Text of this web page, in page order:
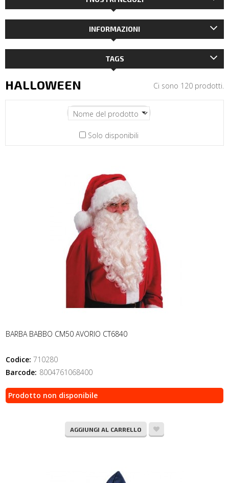
INFORMAZIONI
TAGS
HALLOWEEN Ci sono 120 prodotti.
Solo disponibili
BARBA BABBO CM50 AVORIO CT6840
Codice: 710280
Barcode: 8004761068400
Prodotto non disponibile
AGGIUNGI AL CARRELLO